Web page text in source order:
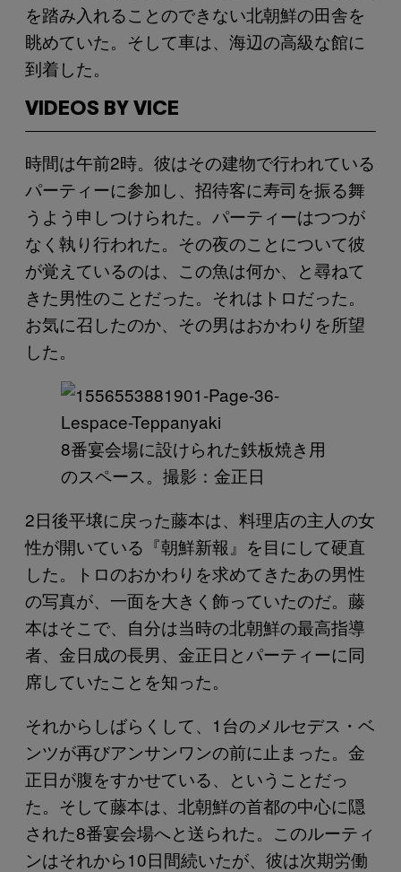
を踏み入れることのできない北朝鮮の田舎を
眺めていた。そして車は、海辺の高級な館に
到着した。
VIDEOS BY VICE
時間は午前2時。彼はその建物で行われている
パーティーに参加し、招待客に寿司を振る舞
うよう申しつけられた。パーティーはつつが
なく執り行われた。その夜のことについて彼
が覚えているのは、この魚は何か、と尋ねて
きた男性のことだった。それはトロだった。
お気に召したのか、その男はおかわりを所望
した。
8番宴会場に設けられた鉄板焼き用
のスペース。撮影：金正日
2日後平壌に戻った藤本は、料理店の主人の女
性が開いている『朝鮮新報』を目にして硬直
した。トロのおかわりを求めてきたあの男性
の写真が、一面を大きく飾っていたのだ。藤
本はそこで、自分は当時の北朝鮮の最高指導
者、金日成の長男、金正日とパーティーに同
席していたことを知った。
それからしばらくして、1台のメルセデス・ベ
ンツが再びアンサンワンの前に止まった。金
正日が腹をすかせている、ということだっ
た。そして藤本は、北朝鮮の首都の中心に隠
された8番宴会場へと送られた。このルーティ
ンはそれから10日間続いたが、彼は次期労働